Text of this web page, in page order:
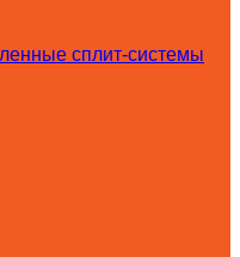
сплит-системы